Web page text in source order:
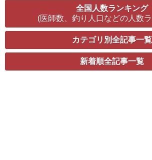
全国人数ランキング
(医師数、釣り人口などの人数
カテゴリ別全記事一覧
新着順全記事一覧